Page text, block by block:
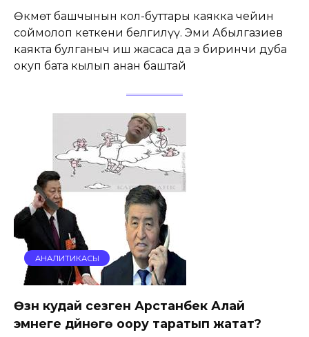
Өкмөт башчынын кол-буттары каякка чейин
соймолоп кеткени белгилүү. Эми Абылгазиев
каякта булганыч иш жасаса да эң биринчи дуба
окуп бата кылып анан баштай
АНАЛИТИКАСЫ
Өзүн кудай сезген Арстанбек Алай
эмнеге дүйнөгө оору таратып жатат?